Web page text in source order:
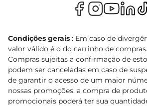
Condições gerais : Em caso de
valor válido é o do carrinho de
Compras sujeitas a confirmação de
podem ser canceladas em caso de
de garantir o acesso de um maior
nossas promoções, a compra de
promocionais poderá ter sua